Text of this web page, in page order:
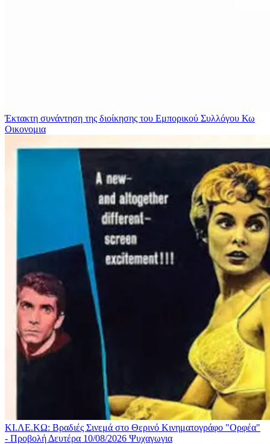
Έκτακτη συνάντηση της διοίκησης του Εμπορικού Συλλόγου Κω
Οικονομια
ΚΙ.ΛΕ.ΚΩ: Βραδιές Σινεμά στο Θερινό Κινηματογράφο "Ορφέα"
- Προβολή Δευτέρα 10/08/2026 Ψυχαγωγια